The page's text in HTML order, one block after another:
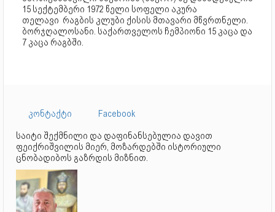
15 სექტემბერი 1972 წელი სოფელი აკურა
თელავი რაგბის კლუბი ქისის მთავარი მწვრთნელი.
ბორჯღალოსანი. საქართველოს ჩემპიონი 15 კაცა და
7 კაცა რაგბში.
კონტაქტი
Facebook
საიტი შექმნილი და დაფინანსებულია დავით
ფეიქრიშვილის მიერ, მოზარდებში ისტორიული
ცნობადიბოს გაზრდის მიზნით.